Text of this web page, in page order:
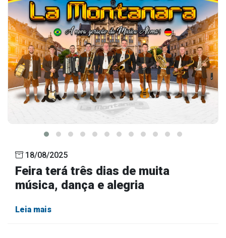
18/08/2025
Feira terá três dias de muita
música, dança e alegria
Leia mais